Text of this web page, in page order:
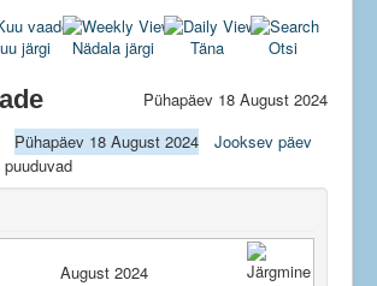
järgi Nädala järgi Täna Otsi
Pühapäev 18 August 2024
Pühapäev 18 August 2024
Jooksev päev
August 2024